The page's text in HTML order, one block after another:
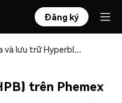
Đăng ký
Mua và lưu trữ Hyperblox (HPB) an toàn
trên Phemex